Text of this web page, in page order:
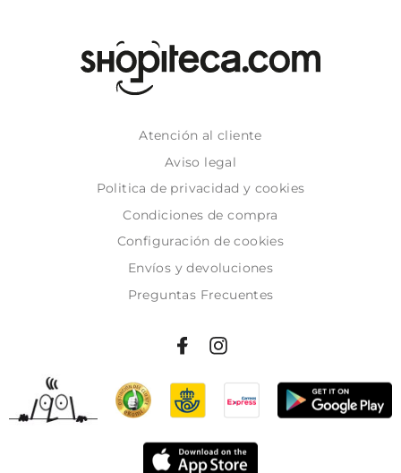
Atención al cliente
Aviso legal
Politica de privacidad y cookies
Condiciones de compra
Configuración de cookies
Envíos y devoluciones
Preguntas Frecuentes